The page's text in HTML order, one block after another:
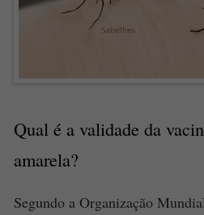
Qual é a validade da
amarela?
Segundo a Organização